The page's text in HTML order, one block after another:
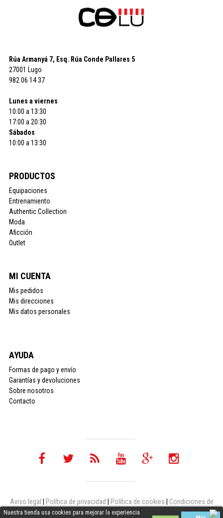
Nuestra tienda usa cookies para mejorar la experiencia
Rúa Armanyá 7, Esq. Rúa Conde Pallares 5
27001 Lugo
982 06 14 37
Lunes a viernes
10:00 a 13:30
17:00 a 20:30
Sábados
10:00 a 13:30
PRODUCTOS
Equipaciones
Entrenamiento
Authentic Collection
Moda
Aficción
Outlet
MI CUENTA
Mis pedidos
Mis direcciones
Mis datos personales
AYUDA
Formas de pago y envío
Garantías y devoluciones
Sobre nosotros
Contacto
Aviso legal Política de privacidad Política de cookies
Condiciones de
uso